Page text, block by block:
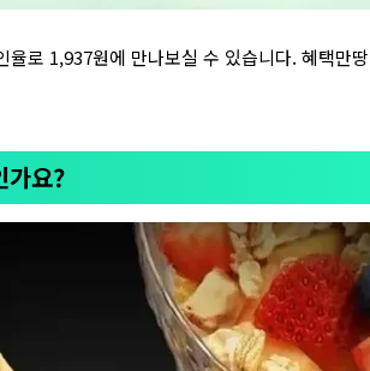
로 1,937원에 만나보실 수 있습니다. 혜택만
가요?